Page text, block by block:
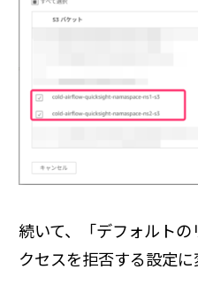
続いて、「デフォルト
クセスを拒否する設定に